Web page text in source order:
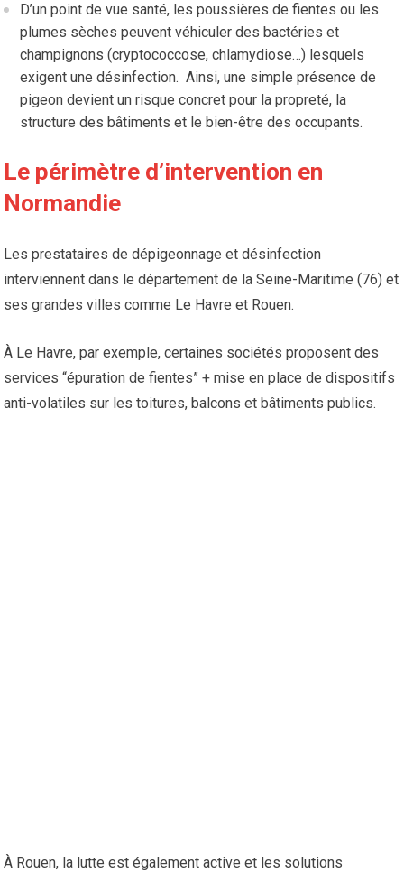
D’un point de vue santé, les poussières de fientes ou les
plumes sèches peuvent véhiculer des bactéries et
champignons (cryptococcose, chlamydiose…) lesquels
exigent une désinfection. Ainsi, une simple présence de
pigeon devient un risque concret pour la propreté, la
structure des bâtiments et le bien-être des occupants.
Le périmètre d’intervention en
Normandie
Les prestataires de dépigeonnage et désinfection
interviennent dans le département de la Seine-Maritime (76) et
ses grandes villes comme Le Havre et Rouen.
À Le Havre, par exemple, certaines sociétés proposent des
services “épuration de fientes” + mise en place de dispositifs
anti-volatiles sur les toitures, balcons et bâtiments publics.
À Rouen, la lutte est également active et les solutions